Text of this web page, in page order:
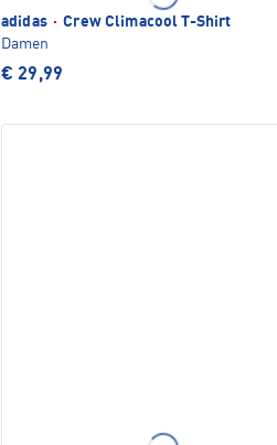
adidas · Crew Climacool T-Shirt
Damen
€ 29,99